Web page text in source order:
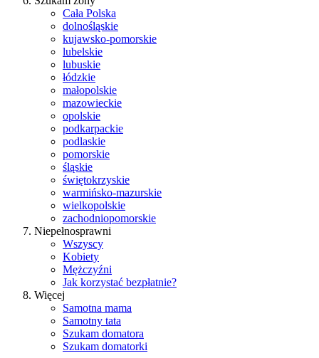
Cała Polska
dolnośląskie
kujawsko-pomorskie
lubelskie
lubuskie
łódzkie
małopolskie
mazowieckie
opolskie
podkarpackie
podlaskie
pomorskie
śląskie
świętokrzyskie
warmińsko-mazurskie
wielkopolskie
zachodniopomorskie
Niepełnosprawni
Wszyscy
Kobiety
Mężczyźni
Jak korzystać bezpłatnie?
Więcej
Samotna mama
Samotny tata
Szukam domatora
Szukam domatorki